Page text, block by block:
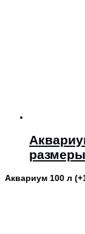
размеры
Аквариум 100 л